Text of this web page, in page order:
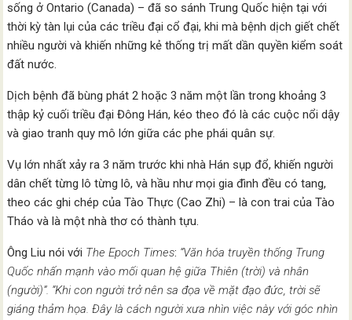
sống ở Ontario (Canada) – đã so sánh Trung Quốc hiện tại với
thời kỳ tàn lụi của các triều đại cổ đại, khi mà bệnh dịch giết chết
nhiều người và khiến những kẻ thống trị mất dần quyền kiểm soát
đất nước.
Dịch bệnh đã bùng phát 2 hoặc 3 năm một lần trong khoảng 3
thập kỷ cuối triều đại Đông Hán, kéo theo đó là các cuộc nổi dậy
và giao tranh quy mô lớn giữa các phe phái quân sự.
Vụ lớn nhất xảy ra 3 năm trước khi nhà Hán sụp đổ, khiến người
dân chết từng lô từng lô, và hầu như mọi gia đình đều có tang,
theo các ghi chép của Tào Thực (Cao Zhi) – là con trai của Tào
Tháo và là một nhà thơ có thành tựu.
Ông Liu nói với The Epoch Times: “Văn hóa truyền thống Trung
Quốc nhấn mạnh vào mối quan hệ giữa Thiên (trời) và nhân
(người)”. “Khi con người trở nên sa đọa về mặt đạo đức, trời sẽ
giáng thảm họa. Đây là cách người xưa nhìn việc này với góc nhìn